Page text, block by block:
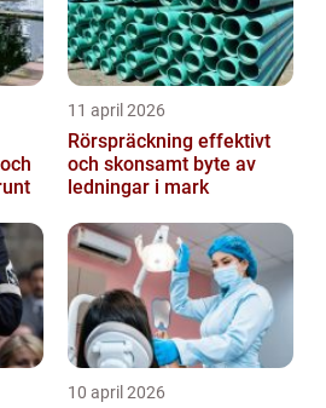
11 april 2026
Rörspräckning effektivt
och skonsamt byte av
ledningar i mark
10 april 2026